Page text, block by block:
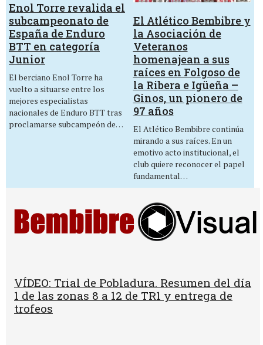
Enol Torre revalida el
subcampeonato de
España de Enduro
BTT en categoría
Junior
El berciano Enol Torre ha
vuelto a situarse entre los
mejores especialistas
nacionales de Enduro BTT tras
proclamarse subcampeón de…
El Atlético Bembibre y
la Asociación de
Veteranos
homenajean a sus
raíces en Folgoso de
la Ribera e Igüeña –
Ginos, un pionero de
97 años
El Atlético Bembibre continúa
mirando a sus raíces. En un
emotivo acto institucional, el
club quiere reconocer el papel
fundamental…
VÍDEO: Trial de Pobladura. Resumen del día
1 de las zonas 8 a 12 de TR1 y entrega de
trofeos